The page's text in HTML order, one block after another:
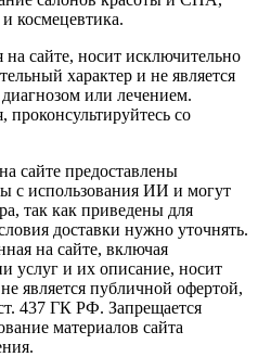
космецевтика.
сайте, носит исключительно
характер и не является
или лечением.
со
сайте предоставлены
с использования ИИ и могут
так как приведены для
доставки нужно уточнять.
на сайте, включая
услуг и их описание, носит
является публичной офертой,
437 ГК РФ. Запрещается
материалов сайта